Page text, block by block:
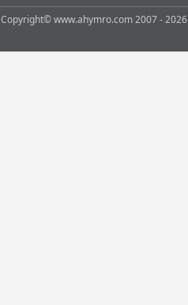
Copyright© www.ahymro.com 2007 - 2026